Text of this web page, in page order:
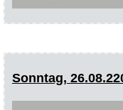
Sonntag,